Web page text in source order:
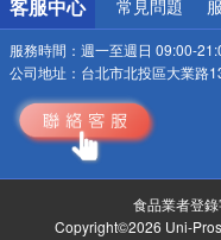
客服中心 常見問題
服務時間： 週一至週日 09:00-
公司地址： 台北市北投區大業路
食品業者登
Copyright©2026 Uni-